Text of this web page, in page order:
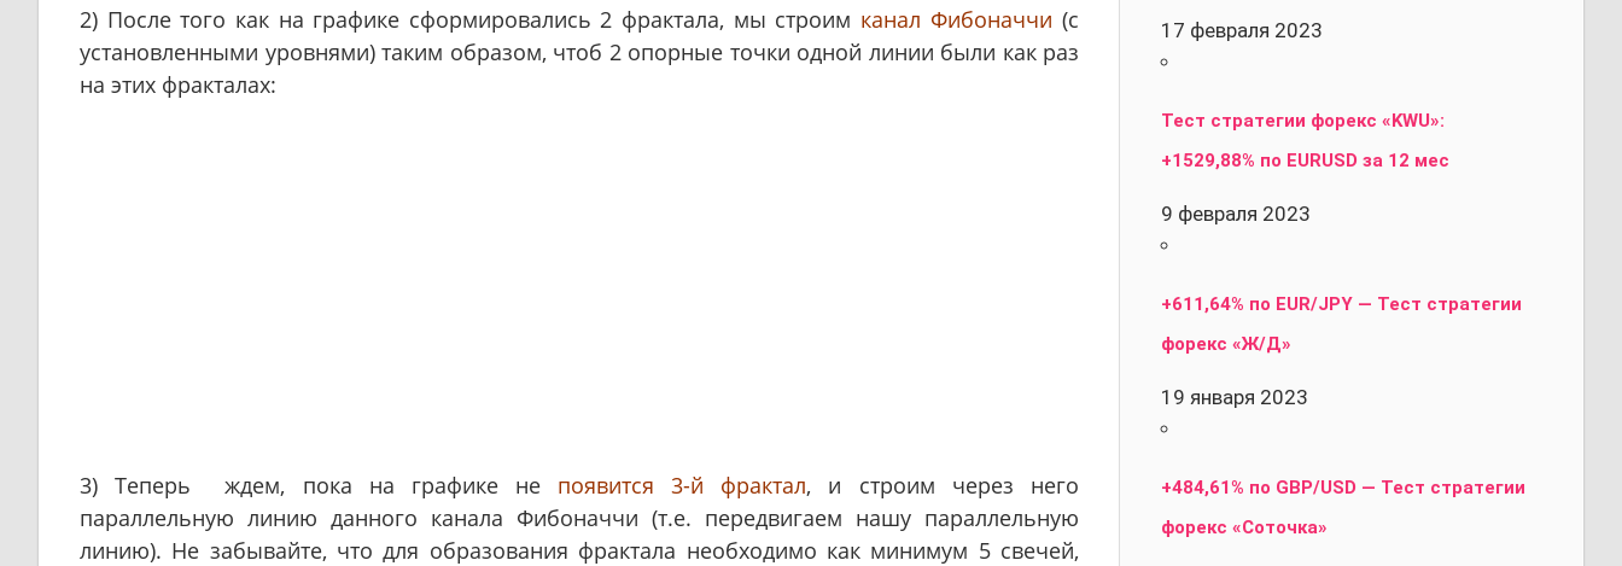
2) После того как на графике сформировались 2 фрактала, мы строим канал Фибоначчи (с
установленными уровнями) таким образом, чтоб 2 опорные точки одной линии были как раз
на этих фракталах:
3) Теперь ждем, пока на графике не появится 3-й фрактал, и строим через него
параллельную линию данного канала Фибоначчи (т.е. передвигаем нашу параллельную
линию). Не забывайте, что для образования фрактала необходимо как минимум 5 свечей,
17 февраля 2023
Тест стратегии форекс «KWU»:
+1529,88% по EURUSD за 12 мес
9 февраля 2023
+611,64% по EUR/JPY — Тест стратегии
форекс «Ж/Д»
19 января 2023
+484,61% по GBP/USD — Тест стратегии
форекс «Соточка»